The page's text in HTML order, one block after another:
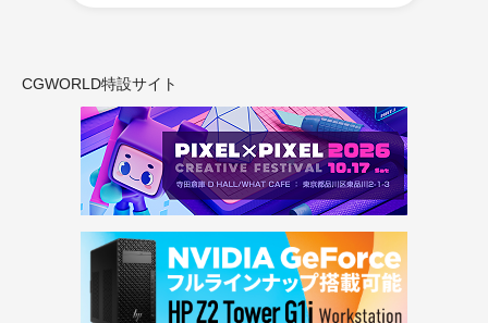
CGWORLD特設サイト